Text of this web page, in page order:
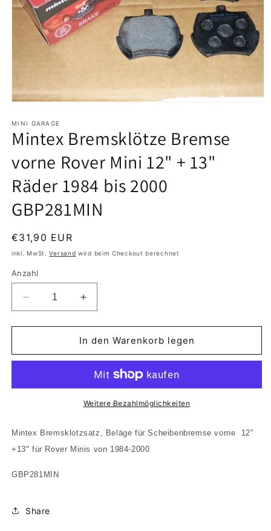
in
Modal
öffnen
MINI GARAGE
Mintex Bremsklötze Bremse
vorne Rover Mini 12" + 13"
Räder 1984 bis 2000
GBP281MIN
Normaler
Preis
€31,90 EUR
inkl. MwSt.Versand wird beim Checkout berechnet
Anzahl
Verringere
die
Menge
Mintex
vorne
12&quot;
13&quot;
1984
2000
GBP281MIN
Erhöhe
die
Menge
für
Mintex
Bremsklötze
Bremse
vorne
Rover
12&quot;
13&quot;
In den Warenkorb legen
Weitere Bezahlmöglichkeiten
Mintex Bremsklotzsatz, Beläge für Scheibenbremse vorne 12"
+13" für Rover Minis von 1984-2000
GBP281MIN
Share